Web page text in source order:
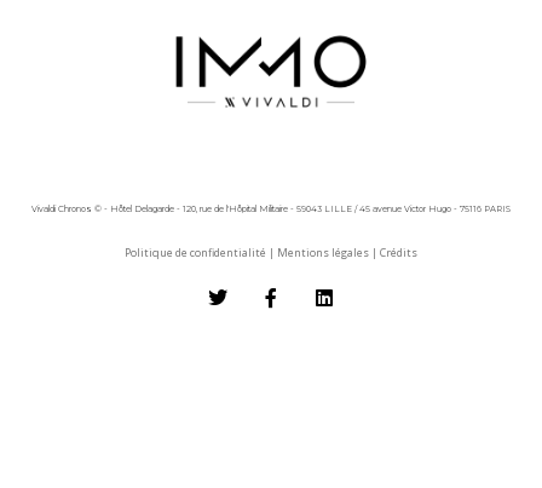
Vivaldi Chronos © - Hôtel Delagarde - 120, rue de l'Hôpital Militaire - 59043 LILLE / 45 avenue Victor Hugo - 75116 PARIS
Politique de confidentialité | Mentions légales | Crédits